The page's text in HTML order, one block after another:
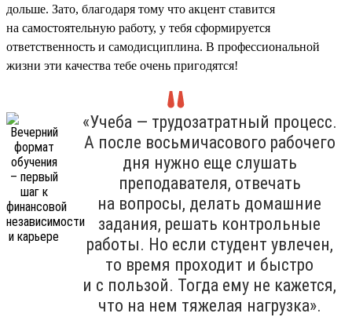
дольше. Зато, благодаря тому что акцент ставится
на самостоятельную работу, у тебя сформируется
ответственность и самодисциплина. В профессиональной
жизни эти качества тебе очень пригодятся!
«Учеба — трудозатратный процесс.
А после восьмичасового рабочего
дня нужно еще слушать
преподавателя, отвечать
на вопросы, делать домашние
задания, решать контрольные
работы. Но если студент увлечен,
то время проходит и быстро
и с пользой. Тогда ему не кажется,
что на нем тяжелая нагрузка».